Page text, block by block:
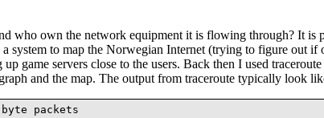
who own the network equipment it is flowing through? It is
system to map the Norwegian Internet (trying to figure out if
game servers close to the users. Back then I used
and the map. The output from traceroute typically look
packets